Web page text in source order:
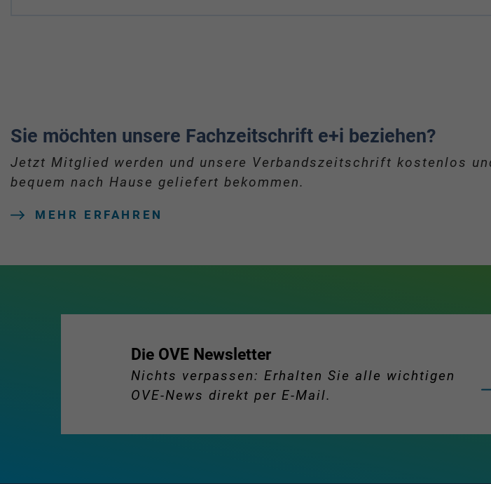
Sie möchten unsere Fachzeitschrift e+i beziehen?
Jetzt Mitglied werden und unsere Verbandszeitschrift kostenlos
bequem nach Hause geliefert bekommen.
MEHR ERFAHREN
Die OVE Newsletter
Nichts verpassen: Erhalten Sie alle wichtigen
OVE-News direkt per E-Mail.